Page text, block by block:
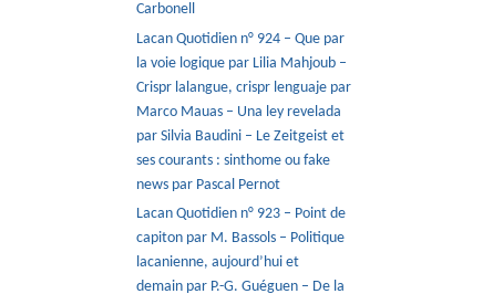
Carbonell
Lacan Quotidien n° 924 – Que par
la voie logique par Lilia Mahjoub –
Crispr lalangue, crispr lenguaje par
Marco Mauas – Una ley revelada
par Silvia Baudini – Le Zeitgeist et
ses courants : sinthome ou fake
news par Pascal Pernot
Lacan Quotidien n° 923 – Point de
capiton par M. Bassols – Politique
lacanienne, aujourd’hui et
demain par P.-G. Guéguen – De la